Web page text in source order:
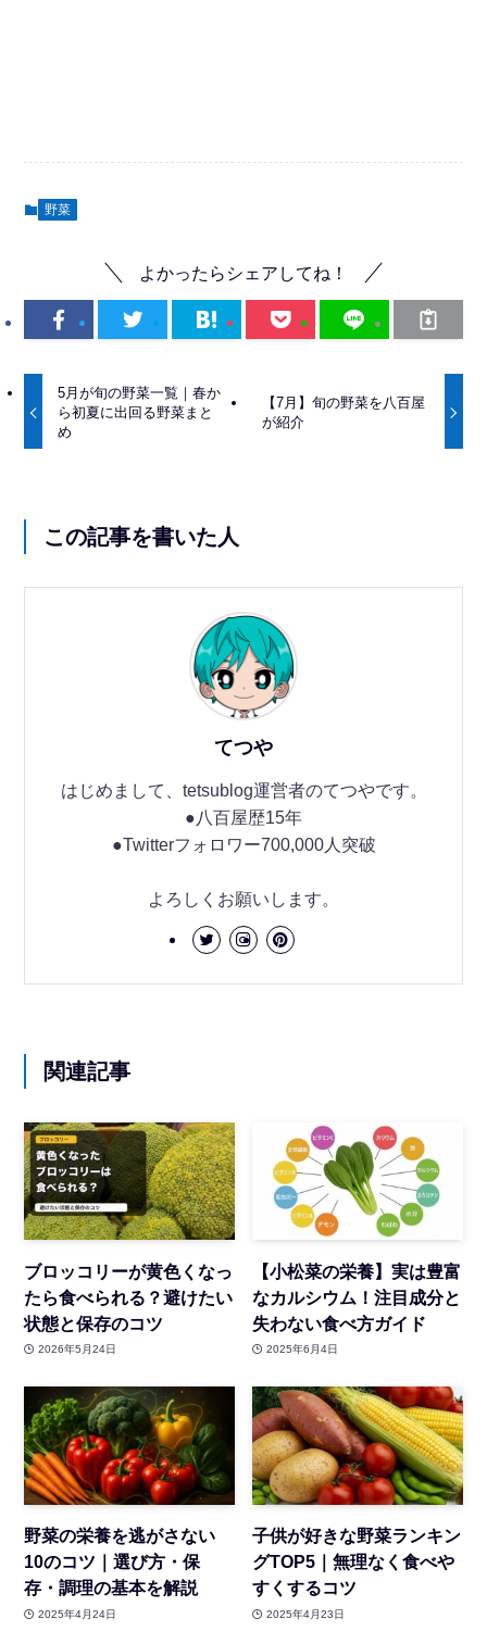
野菜
よかったらシェアしてね！
5月が旬の野菜一覧｜春か
ら初夏に出回る野菜まと
め
【7月】旬の野菜を八百屋
が紹介
この記事を書いた人
てつや
はじめまして、tetsublog運営者のてつやです。
●八百屋歴15年
●Twitterフォロワー700,000人突破
よろしくお願いします。
関連記事
ブロッコリーが黄色くなっ
たら食べられる？避けたい
状態と保存のコツ
2026年5月24日
【小松菜の栄養】実は豊富
なカルシウム！注目成分と
失わない食べ方ガイド
2025年6月4日
野菜の栄養を逃がさない
10のコツ｜選び方・保
存・調理の基本を解説
2025年4月24日
子供が好きな野菜ランキン
グTOP5｜無理なく食べや
すくするコツ
2025年4月23日